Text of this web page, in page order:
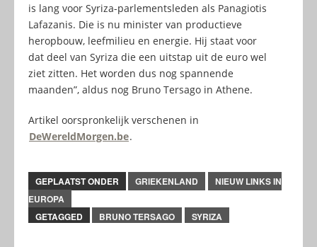
is lang voor Syriza-parlementsleden als Panagiotis
Lafazanis. Die is nu minister van productieve
heropbouw, leefmilieu en energie. Hij staat voor
dat deel van Syriza die een uitstap uit de euro wel
ziet zitten. Het worden dus nog spannende
maanden”, aldus nog Bruno Tersago in Athene.
Artikel oorspronkelijk verschenen in
DeWereldMorgen.be.
GEPLAATST ONDER GRIEKENLAND
NIEUW LINKS IN
EUROPA
GETAGGED
BRUNO TERSAGO SYRIZA